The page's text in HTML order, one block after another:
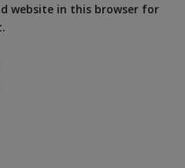
website in this browser for